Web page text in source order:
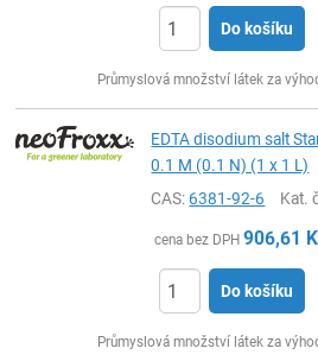
Do košíku
Průmyslová množství látek za
EDTA disodium salt
0.1 M (0.1 N) (1 x 1 L)
CAS:6381-92-6 Kat.
cena bez DPH 906,61
Do košíku
Průmyslová množství látek za